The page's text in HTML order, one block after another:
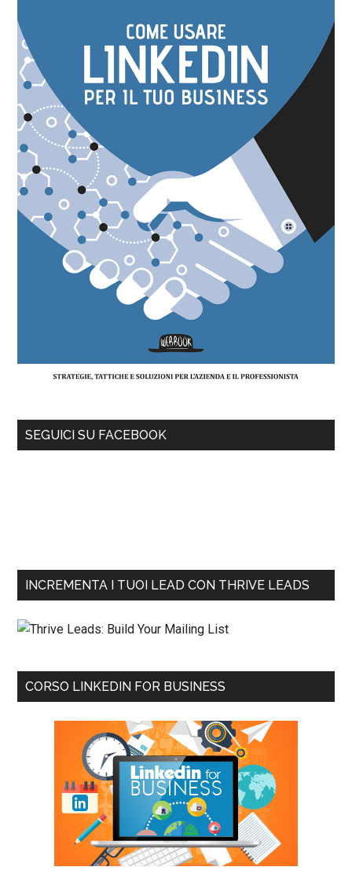
SEGUICI SU FACEBOOK
INCREMENTA I TUOI LEAD CON THRIVE LEADS
CORSO LINKEDIN FOR BUSINESS